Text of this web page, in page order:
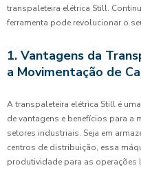
transpaleteira elétrica Still.
ferramenta pode revolucionar o
1. Vantagens da
a Movimentação de
A transpaleteira elétrica Still é
de vantagens e benefícios para a
setores industriais. Seja em
centros de distribuição, essa
produtividade para as